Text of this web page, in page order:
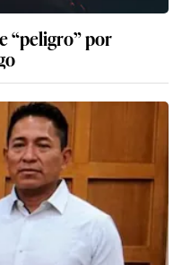
“peligro” por